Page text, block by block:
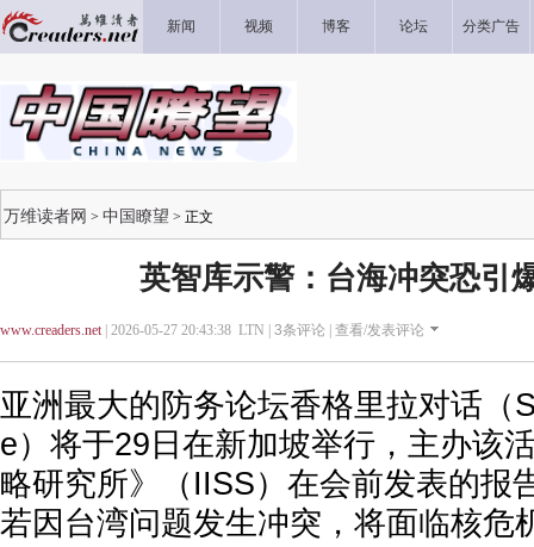
新闻 视频 博客 论坛 分类广告
万维读者网 > 中国瞭望 > 正文
英智库示警：台海冲突恐引
www.creaders.net| 2026-05-27 20:43:38 LTN | 3条评论 | 查看/发表评论
亚洲最大的防务论坛香格里拉对话（
e）将于29日在新加坡举行，主办该
略研究所》（IISS）在会前发表的报
若因台湾问题发生冲突，将面临核危